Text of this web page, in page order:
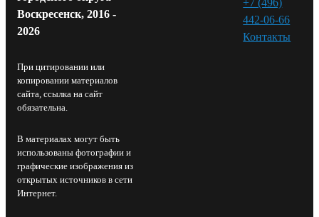
Воскресенск, 2016 -
2026
При цитировании или
копировании материалов
сайта, ссылка на сайт
обязательна.
В материалах могут быть
использованы фотографии и
графические изображения из
открытых источников в сети
Интернет.
442-06-66
Контакты⁠